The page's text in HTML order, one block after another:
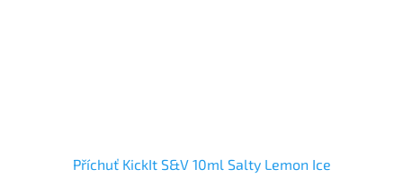
Příchuť KickIt S&V 10ml Salty Lemon Ice